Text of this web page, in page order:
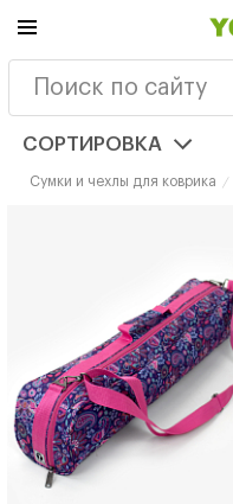
Сумки и чехлы для коврика
СОРТИРОВКА